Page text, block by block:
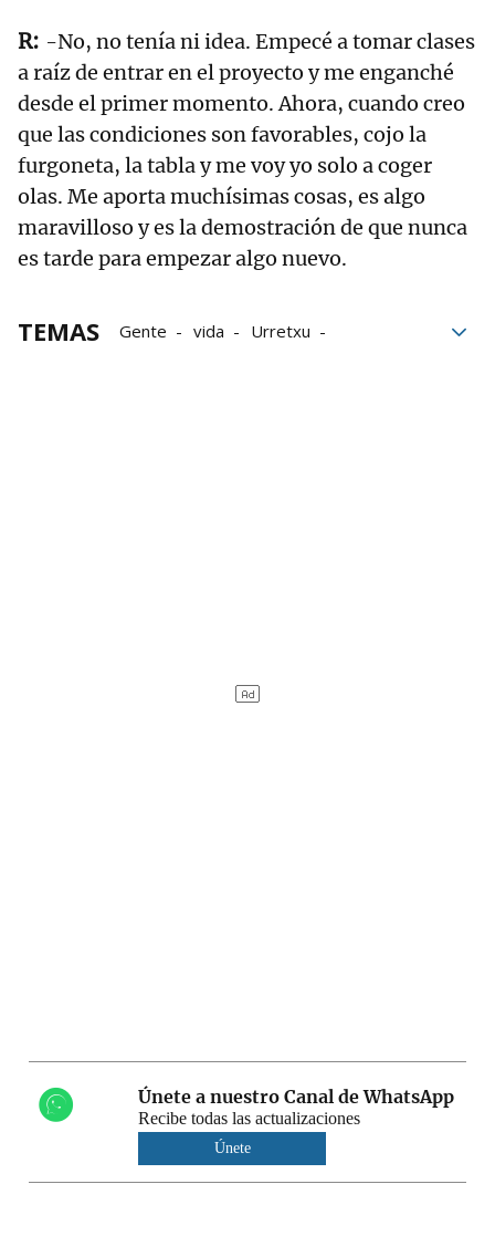
-No, no tenía ni idea. Empecé a tomar clases
a raíz de entrar en el proyecto y me enganché
desde el primer momento. Ahora, cuando creo
que las condiciones son favorables, cojo la
furgoneta, la tabla y me voy yo solo a coger
olas. Me aporta muchísimas cosas, es algo
maravilloso y es la demostración de que nunca
es tarde para empezar algo nuevo.
TEMAS Gente vida
Urretxu
Únete a nuestro Canal de WhatsApp
Recibe todas las actualizaciones
Únete